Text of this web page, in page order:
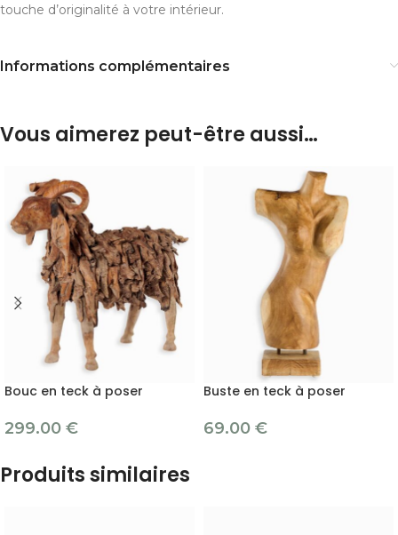
touche d’originalité à votre intérieur.
Informations complémentaires
Vous aimerez peut-être aussi…
Bouc en teck à poser
299.00 €
Buste en teck à poser
69.00 €
Produits similaires